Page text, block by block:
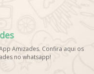
Amizades. Confira aqui os
no whatsapp!